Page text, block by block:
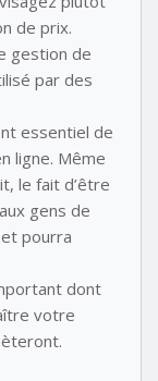
de prix.
gestion de
par des
essentiel de
ligne. Même
le fait d’être
gens de
pourra
dont
votre